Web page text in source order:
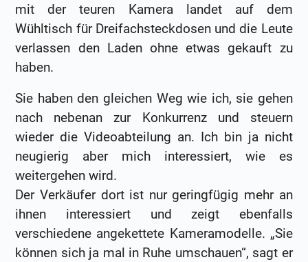
mit der teuren Kamera landet auf dem
Wühltisch für Dreifachsteckdosen und die Leute
verlassen den Laden ohne etwas gekauft zu
haben.
Sie haben den gleichen Weg wie ich, sie gehen
nach nebenan zur Konkurrenz und steuern
wieder die Videoabteilung an. Ich bin ja nicht
neugierig aber mich interessiert, wie es
weitergehen wird.
Der Verkäufer dort ist nur geringfügig mehr an
ihnen interessiert und zeigt ebenfalls
verschiedene angekettete Kameramodelle. „Sie
können sich ja mal in Ruhe umschauen“, sagt er